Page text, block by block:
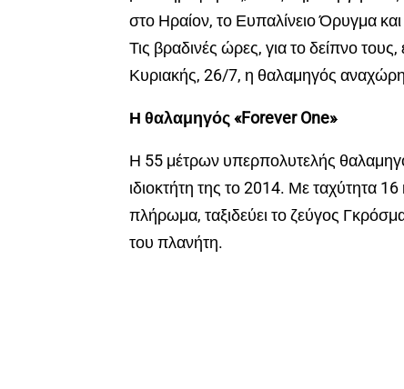
στο Ηραίον, το Ευπαλίνειο Όρυγμα
Τις βραδινές ώρες, για το δείπνο
Κυριακής, 26/7, η θαλαμηγός
Η θαλαμηγός «Forever One»
Η 55 μέτρων υπερπολυτελής
ιδιοκτήτη της το 2014. Με ταχύτητα 16
πλήρωμα, ταξιδεύει το ζεύγος
του πλανήτη.